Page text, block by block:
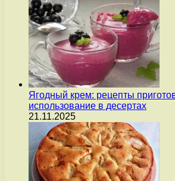
Ягодный крем: рецепты
использование в десертах
21.11.2025